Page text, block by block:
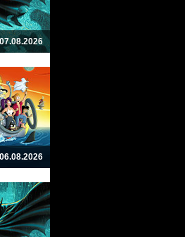
07.08.2026
06.08.2026